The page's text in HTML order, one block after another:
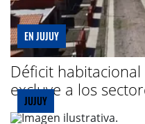
EN JUJUY
Déficit habitacional
excluye a los
JUJUY